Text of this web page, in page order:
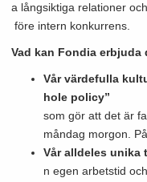
a långsiktiga relationer
före intern konkurrens.
Vad kan Fondia erbjuda
Vår värdefulla
hole policy”
som gör att det är
måndag morgon.
Vår alldeles unika
n egen arbetstid